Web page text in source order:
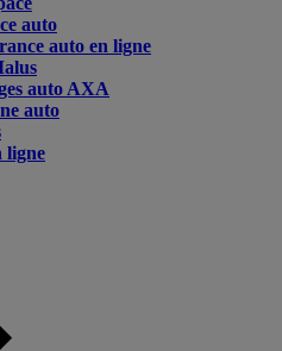
auto
auto en ligne
auto AXA
auto
ligne